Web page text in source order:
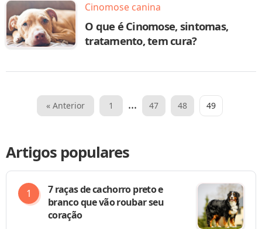
Cinomose canina
O que é Cinomose, sintomas,
tratamento, tem cura?
Paginação
posts
« Anterior 1 … 47 48 49
Artigos populares
7 raças de cachorro preto e
branco que vão roubar seu
coração